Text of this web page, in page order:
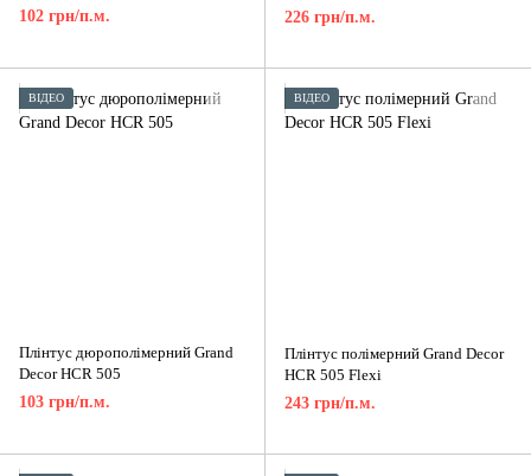
102 грн/п.м.
226 грн/п.м.
ВІДЕО
Плінтус дюрополімерний Grand
Decor HCR 505
103 грн/п.м.
ВІДЕО
Плінтус полімерний Grand Decor
HCR 505 Flexi
243 грн/п.м.